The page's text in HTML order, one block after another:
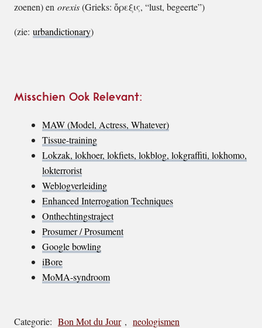
zoenen) en orexis(Grieks: ὄρεξις, “lust, begeerte”)
(zie: urbandictionary)
Misschien Ook Relevant:
MAW (Model, Actress, Whatever)
Tissue-training
Lokzak, lokhoer, lokfiets, lokblog, lokgraffiti, lokhomo,
lokterrorist
Weblogverleiding
Enhanced Interrogation Techniques
Onthechtingstraject
Prosumer / Prosument
Google bowling
iBore
MoMA-syndroom
Categorie: Bon Mot du Jour , neologismen